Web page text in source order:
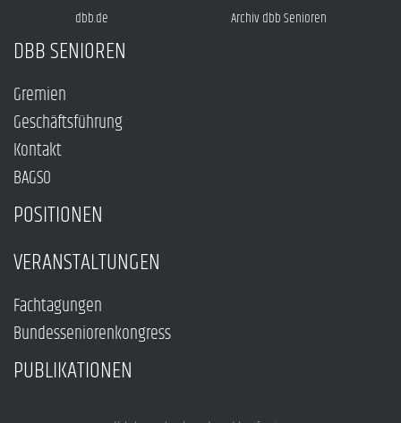
dbb.de Archiv dbb Senioren
DBB SENIOREN
Gremien
Geschäftsführung
Kontakt
BAGSO
POSITIONEN
VERANSTALTUNGEN
Fachtagungen
Bundesseniorenkongress
PUBLIKATIONEN